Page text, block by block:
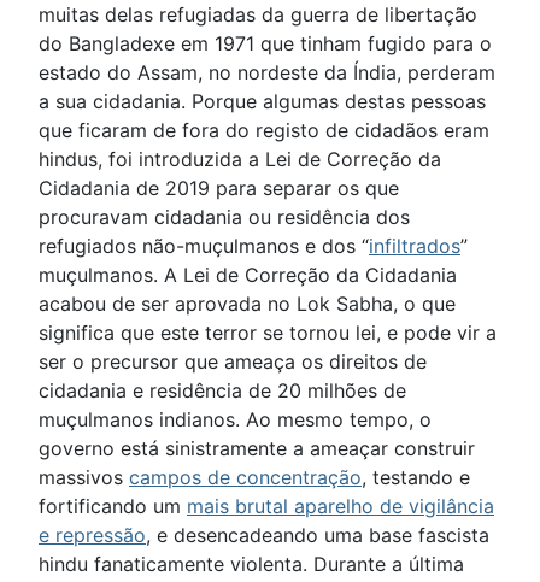
muitas delas refugiadas da guerra de libertação
do Bangladexe em 1971 que tinham fugido para o
estado do Assam, no nordeste da Índia, perderam
a sua cidadania. Porque algumas destas pessoas
que ficaram de fora do registo de cidadãos eram
hindus, foi introduzida a Lei de Correção da
Cidadania de 2019 para separar os que
procuravam cidadania ou residência dos
refugiados não-muçulmanos e dos “infiltrados”
muçulmanos. A Lei de Correção da Cidadania
acabou de ser aprovada no Lok Sabha, o que
significa que este terror se tornou lei, e pode vir a
ser o precursor que ameaça os direitos de
cidadania e residência de 20 milhões de
muçulmanos indianos. Ao mesmo tempo, o
governo está sinistramente a ameaçar construir
massivos campos de concentração, testando e
fortificando um mais brutal aparelho de vigilância
e repressão, e desencadeando uma base fascista
hindu fanaticamente violenta. Durante a última